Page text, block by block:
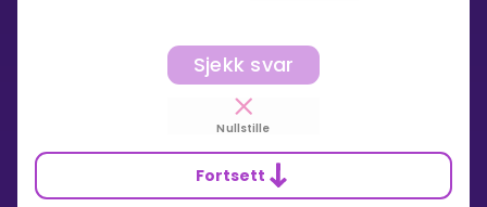
Sjekk svar
Nullstille
Fortsett